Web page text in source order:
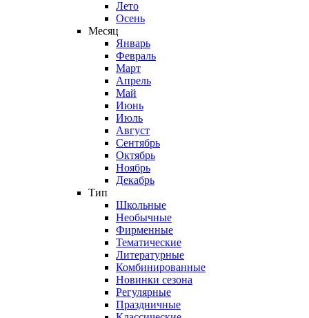
Лето
Осень
Месяц
Январь
Февраль
Март
Апрель
Май
Июнь
Июль
Август
Сентябрь
Октябрь
Ноябрь
Декабрь
Тип
Школьные
Необычные
Фирменные
Тематические
Литературные
Комбинированные
Новинки сезона
Регулярные
Праздничные